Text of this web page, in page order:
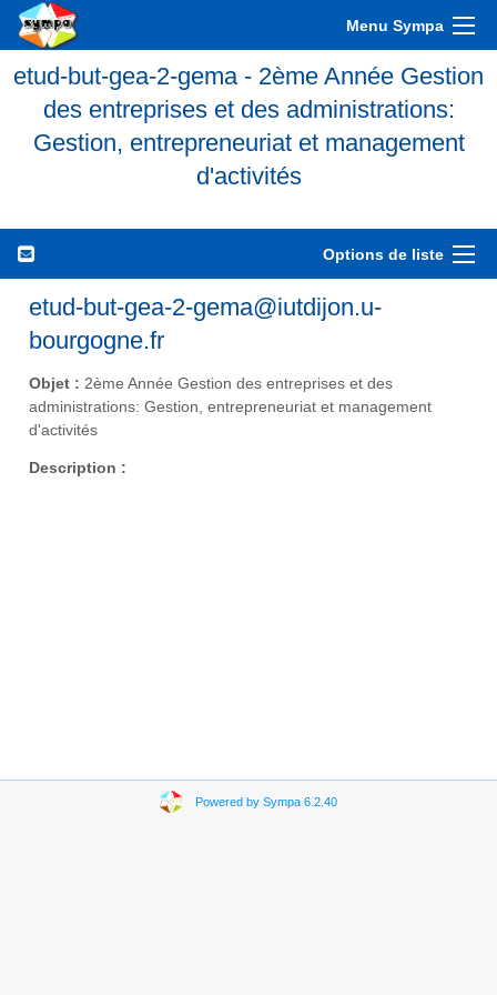
Menu Sympa
etud-but-gea-2-gema - 2ème Année Gestion
des entreprises et des administrations:
Gestion, entrepreneuriat et management
d'activités
Options de liste
etud-but-gea-2-gema@iutdijon.u-
bourgogne.fr
Objet : 2ème Année Gestion des entreprises et des
administrations: Gestion, entrepreneuriat et management
d'activités
Description :
Powered by Sympa 6.2.40